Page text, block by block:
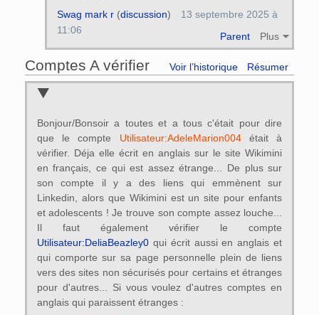
Parent Plus
Swag mark r(discussion)
13 septembre 2025 à
11:06
Comptes A vérifier Voir l’historique Résumer
Bonjour/Bonsoir a toutes et a tous c'était pour dire
que le compte Utilisateur:AdeleMarion004était à
vérifier. Déja elle écrit en anglais sur le site Wikimini
en français, ce qui est assez étrange... De plus sur
son compte il y a des liens qui emmènent sur
Linkedin, alors que Wikimini est un site pour enfants
et adolescents ! Je trouve son compte assez louche...
Il faut également vérifier le compte
Utilisateur:DeliaBeazley0qui écrit aussi en anglais et
qui comporte sur sa page personnelle plein de liens
vers des sites non sécurisés pour certains et étranges
pour d'autres... Si vous voulez d'autres comptes en
anglais qui paraissent étranges :